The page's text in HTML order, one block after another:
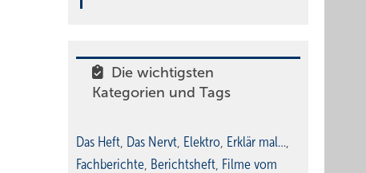
Die wichtigsten
Kategorien und Tags
Das Heft, Das Nervt, Elektro, Erklär mal…,
Fachberichte, Berichtsheft, Filme vom